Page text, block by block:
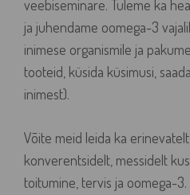
veebiseminare. Tuleme ka
ja juhendame oomega-3
inimese organismile ja
tooteid, küsida küsimusi,
inimest).
Võite meid leida ka
konverentsidelt, messidelt
toitumine, tervis ja oomega-